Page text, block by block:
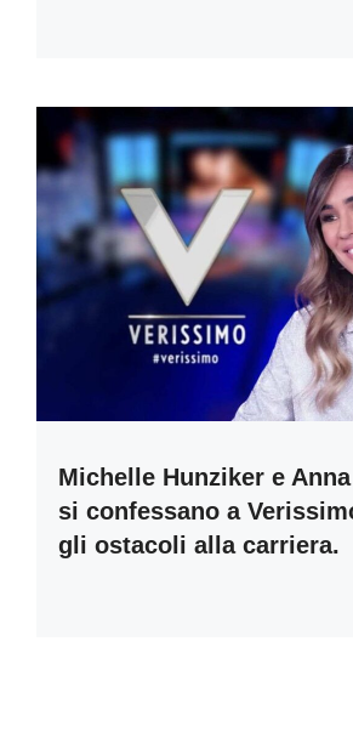
Michelle Hunziker e
si confessano a
gli ostacoli alla carriera.